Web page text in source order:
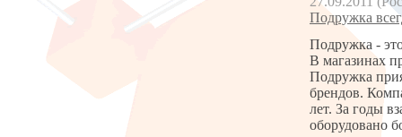
Подружка
Подружка -
В магазинах
Подружка
брендов.
лет. За годы
оборудовано